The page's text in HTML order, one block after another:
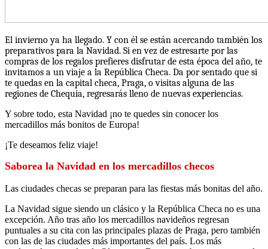
El invierno ya ha llegado. Y con él se están acercando también los
preparativos para la Navidad. Si en vez de estresarte por las
compras de los regalos prefieres disfrutar de esta época del año, te
invitamos a un viaje a la República Checa. Da por sentado que si
te quedas en la capital checa, Praga, o visitas alguna de las
regiones de Chequia, regresarás lleno de nuevas experiencias.
Y sobre todo, esta Navidad ¡no te quedes sin conocer los
mercadillos más bonitos de Europa!
¡Te deseamos feliz viaje!
Saborea la Navidad en los mercadillos checos
Las ciudades checas se preparan para las fiestas más bonitas del año.
La Navidad sigue siendo un clásico y la República Checa no es una
excepción. Año tras año los mercadillos navideños regresan
puntuales a su cita con las principales plazas de Praga, pero también
con las de las ciudades más importantes del país. Los más